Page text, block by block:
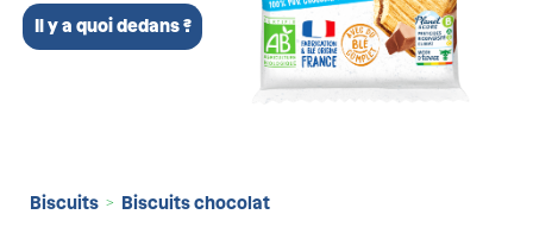
Il y a quoi dedans ?
Biscuits > Biscuits chocolat